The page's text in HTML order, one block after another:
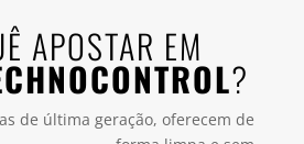
APOSTAR EM
?
de última geração, oferecem de